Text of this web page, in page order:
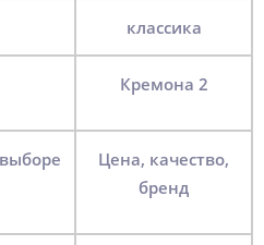
классика
Кремона 2
Цена, качество,
бренд